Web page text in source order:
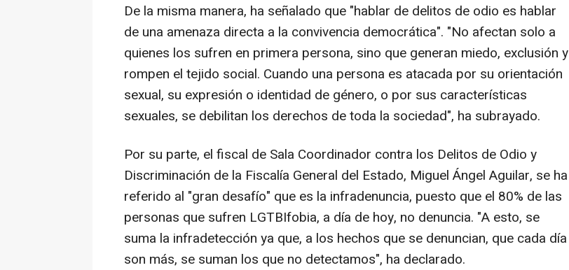
De la misma manera, ha señalado que "hablar de delitos de odio es hablar
de una amenaza directa a la convivencia democrática". "No afectan solo a
quienes los sufren en primera persona, sino que generan miedo, exclusión y
rompen el tejido social. Cuando una persona es atacada por su orientación
sexual, su expresión o identidad de género, o por sus características
sexuales, se debilitan los derechos de toda la sociedad", ha subrayado.
Por su parte, el fiscal de Sala Coordinador contra los Delitos de Odio y
Discriminación de la Fiscalía General del Estado, Miguel Ángel Aguilar, se ha
referido al "gran desafío" que es la infradenuncia, puesto que el 80% de las
personas que sufren LGTBIfobia, a día de hoy, no denuncia. "A esto, se
suma la infradetección ya que, a los hechos que se denuncian, que cada día
son más, se suman los que no detectamos", ha declarado.